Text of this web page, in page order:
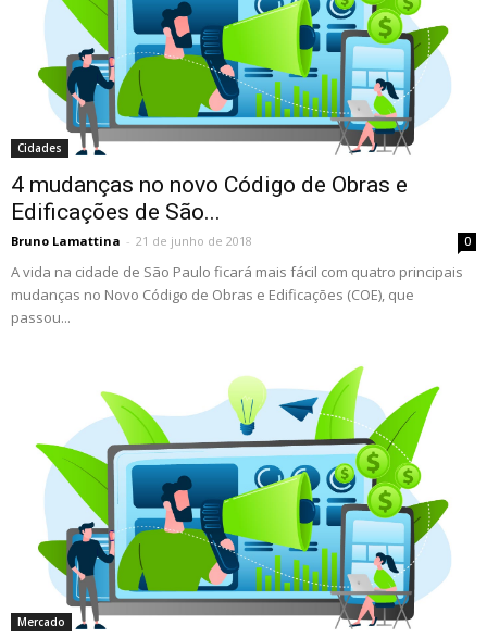
Cidades
4 mudanças no novo Código de Obras e
Edificações de São...
Bruno Lamattina - 21 de junho de 2018 0
A vida na cidade de São Paulo ficará mais fácil com quatro principais
mudanças no Novo Código de Obras e Edificações (COE), que
passou...
Mercado